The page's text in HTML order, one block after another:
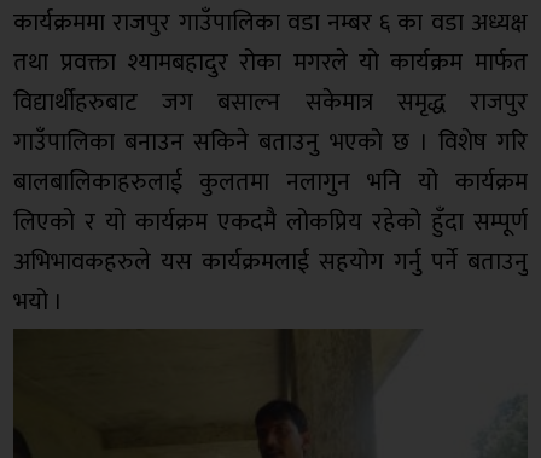
कार्यक्रममा राजपुर गाउँपालिका वडा नम्बर ६ का वडा अध्यक्ष
तथा प्रवक्ता श्यामबहादुर रोका मगरले यो कार्यक्रम मार्फत
विद्यार्थीहरुबाट जग बसाल्न सकेमात्र समृद्ध राजपुर
गाउँपालिका बनाउन सकिने बताउनु भएको छ । विशेष गरि
बालबालिकाहरुलाई कुलतमा नलागुन भनि यो कार्यक्रम
लिएको र यो कार्यक्रम एकदमै लोकप्रिय रहेको हुँदा सम्पूर्ण
अभिभावकहरुले यस कार्यक्रमलाई सहयोग गर्नु पर्ने बताउनु
भयो ।